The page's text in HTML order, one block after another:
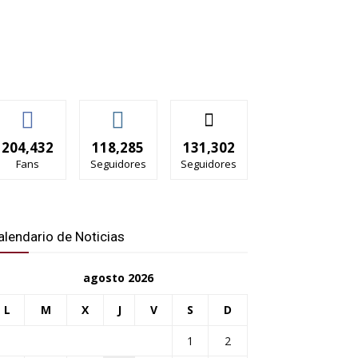
204,432
Fans
118,285
Seguidores
131,302
Seguidores
de Noticias
agosto 2026
L M X J V S D
1 2